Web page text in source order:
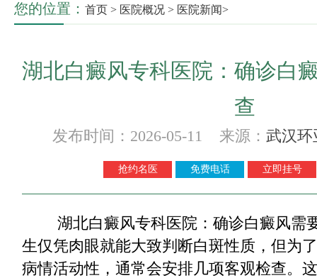
您的位置： 首页 > 医院概况 > 医院新闻>
湖北白癜风专科医院：确诊白
查
发布时间：2026-05-11 来源： 武汉环
抢约名医 免费电话 立即挂号
湖北白癜风专科医院：确诊白癜风需
生仅凭肉眼就能大致判断白斑性质，但为
病情活动性，通常会安排几项客观检查。